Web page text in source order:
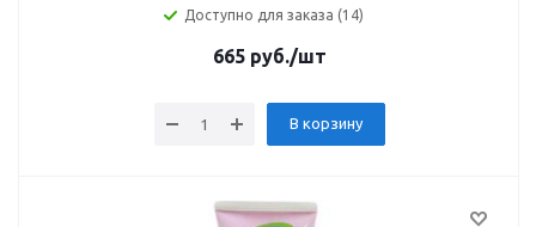
Доступно для заказа (14)
665руб./шт
В корзину